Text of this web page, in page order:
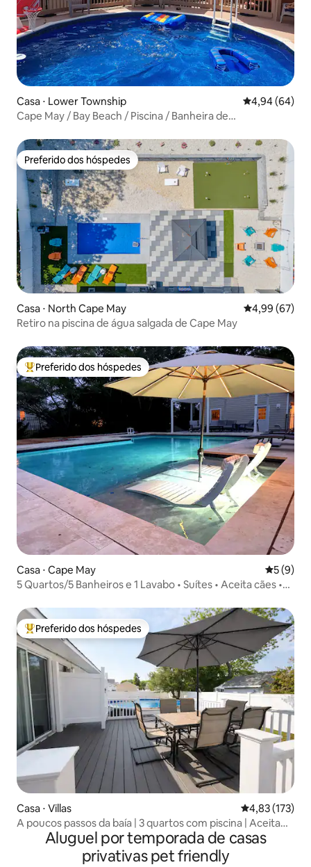
Casa ⋅ Lower Township 4,94 de uma
4,94 (64)
Cape May / Bay Beach / Piscina / Banheira de
king / Cachorros
Preferido dos hóspedes
Preferido dos hóspedes
Casa ⋅ North Cape May 4,99 de uma
4,99 (67)
Retiro na piscina de água salgada de Cape May
Entre os melhores preferidos dos hóspedes
Preferido dos hóspedes
Casa ⋅ Cape May 5 de
5 (9)
5 Quartos/5 Banheiros e 1 Lavabo • Suítes • Aceita cães •
Entre os melhores preferidos dos hóspedes
Preferido dos hóspedes
Casa ⋅ Villas 4,83 de uma
4,83 (173)
A poucos passos da baía | 3 quartos com piscina | Aceita
animais de estimação!
Aluguel por temporada de casas
privativas pet friendly